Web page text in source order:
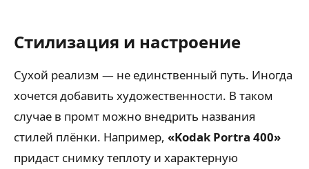
Стилизация и настроение
Сухой реализм — не единственный путь. Иногда
хочется добавить художественности. В таком
случае в промт можно внедрить названия
стилей плёнки. Например, «Kodak Portra 400»
придаст снимку теплоту и характерную